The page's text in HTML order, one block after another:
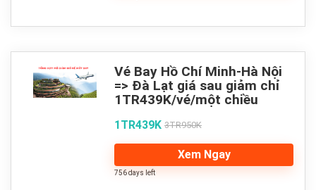
Vé Bay Hồ Chí Minh-Hà Nội
=> Đà Lạt giá sau giảm chỉ
1TR439K/vé/một chiều
1TR439K 3TR950K
Xem Ngay
756 days left